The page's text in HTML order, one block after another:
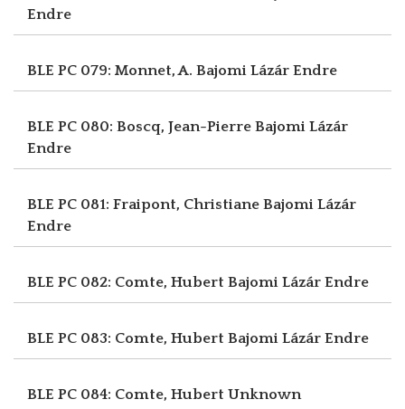
Endre
BLE PC 079: Monnet, A. Bajomi Lázár Endre
BLE PC 080: Boscq, Jean-Pierre Bajomi Lázár
Endre
BLE PC 081: Fraipont, Christiane Bajomi Lázár
Endre
BLE PC 082: Comte, Hubert Bajomi Lázár Endre
BLE PC 083: Comte, Hubert Bajomi Lázár Endre
BLE PC 084: Comte, Hubert Unknown